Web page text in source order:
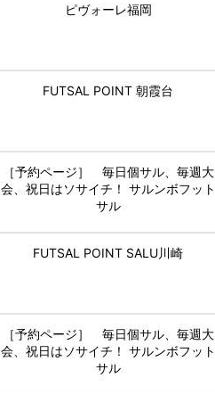
ピヴォーレ福岡
FUTSAL POINT 朝霞台
［予約ページ］ 毎日個サル、毎週大
会、祝日はソサイチ！ サルンボフット
サル
FUTSAL POINT SALU川崎
［予約ページ］ 毎日個サル、毎週大
会、祝日はソサイチ！ サルンボフット
サル